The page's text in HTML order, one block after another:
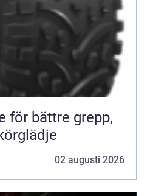
02 augusti 2026